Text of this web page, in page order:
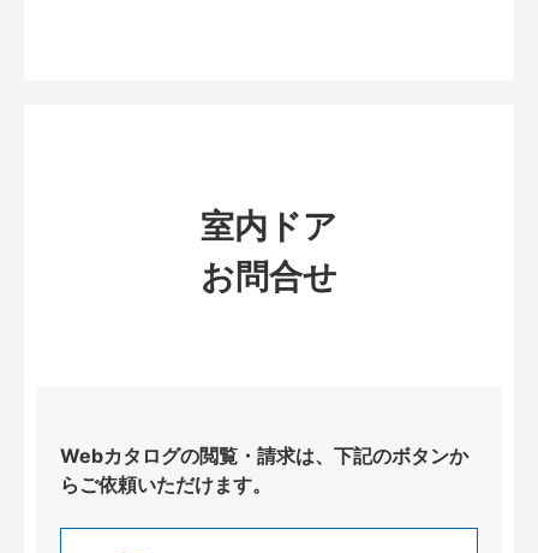
室内ドア
お問合せ
Webカタログの閲覧・請求は、下記のボタンか
らご依頼いただけます。